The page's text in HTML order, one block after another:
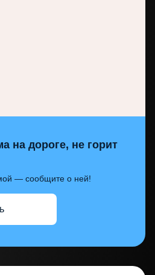
на дороге, не горит
— сообщите о ней!